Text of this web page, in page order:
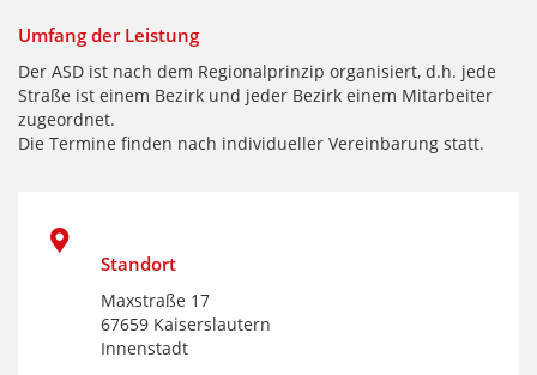
Umfang der Leistung
Der ASD ist nach dem Regionalprinzip organisiert, d.h. jede
Straße ist einem Bezirk und jeder Bezirk einem Mitarbeiter
zugeordnet.
Die Termine finden nach individueller Vereinbarung statt.
Standort
Maxstraße 17
67659 Kaiserslautern
Innenstadt